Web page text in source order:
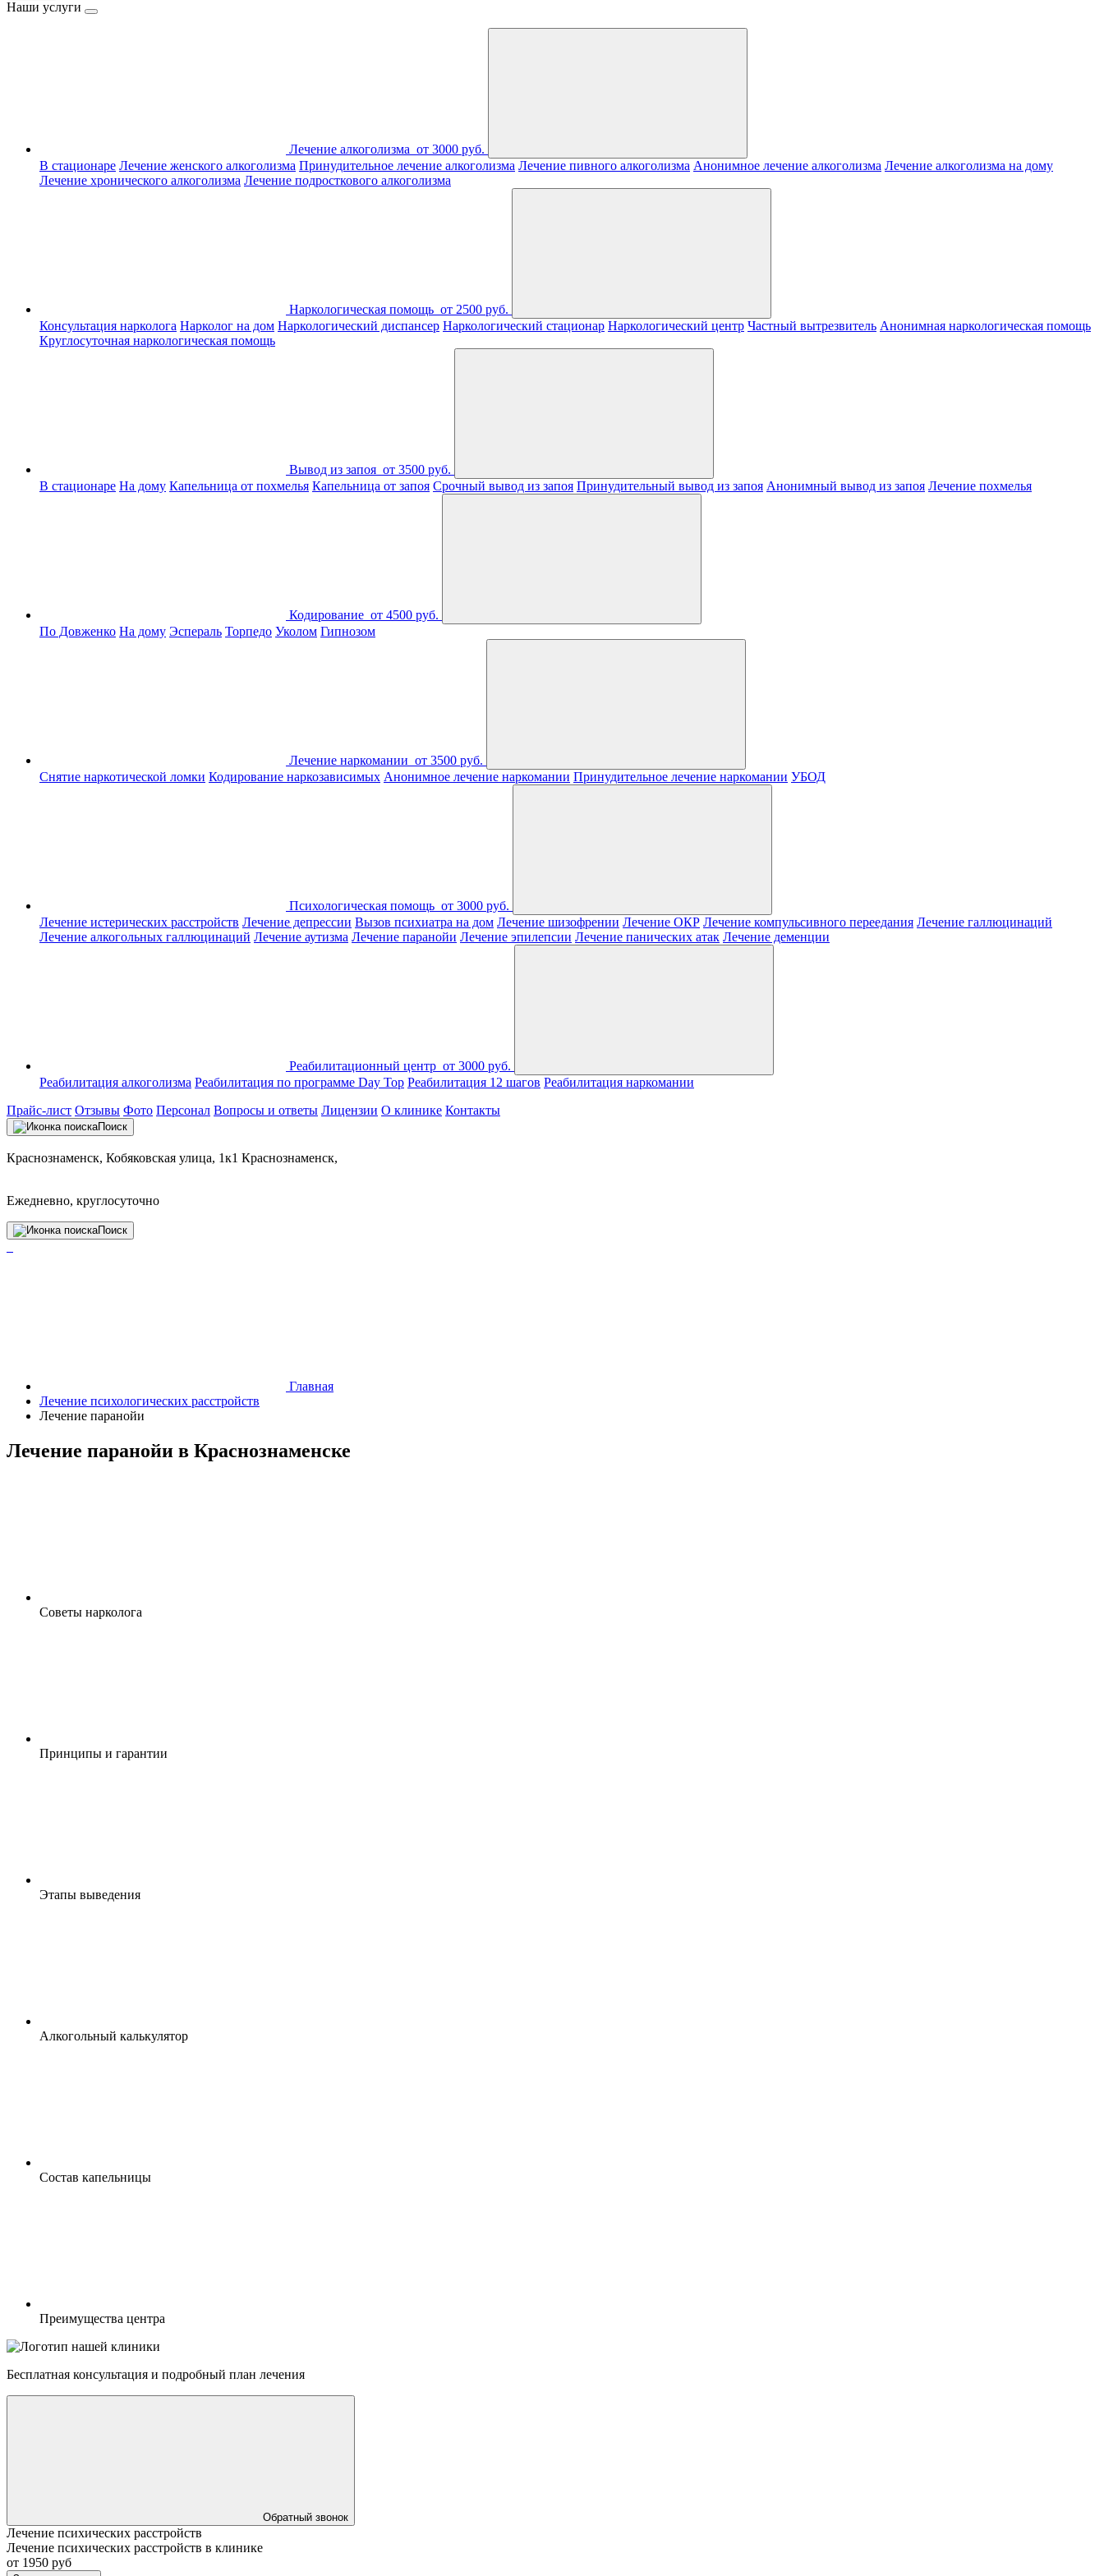
Наши услуги
Лечение алкоголизма от 3000 руб.
В стационаре Лечение женского алкоголизма Принудительное лечение алкоголизма Лечение пивного алкоголизма Анонимное лечение алкоголизма Лечение алкоголизма на дому
Лечение хронического алкоголизма Лечение подросткового алкоголизма
Наркологическая помощь от 2500 руб.
Консультация нарколога Нарколог на дом Наркологический диспансер Наркологический стационар Наркологический центр Частный вытрезвитель Анонимная наркологическая помощь
Круглосуточная наркологическая помощь
Вывод из запоя от 3500 руб.
В стационаре На дому Капельница от похмелья Капельница от запоя Срочный вывод из запоя Принудительный вывод из запоя Анонимный вывод из запоя Лечение похмелья
Кодирование от 4500 руб.
По Довженко На дому Эспераль Торпедо Уколом Гипнозом
Лечение наркомании от 3500 руб.
Снятие наркотической ломки Кодирование наркозависимых Анонимное лечение наркомании Принудительное лечение наркомании УБОД
Психологическая помощь от 3000 руб.
Лечение истерических расстройств Лечение депрессии Вызов психиатра на дом Лечение шизофрении Лечение ОКР Лечение компульсивного переедания Лечение галлюцинаций
Лечение алкогольных галлюцинаций Лечение аутизма Лечение паранойи Лечение эпилепсии Лечение панических атак Лечение деменции
Реабилитационный центр от 3000 руб.
Реабилитация алкоголизма Реабилитация по программе Day Top Реабилитация 12 шагов Реабилитация наркомании
Прайс-лист Отзывы Фото Персонал Вопросы и ответы Лицензии О клинике Контакты
Поиск
Краснознаменск, Кобяковская улица, 1к1 Краснознаменск,
Ежедневно, круглосуточно
Поиск
Главная
Лечение психологических расстройств
Лечение паранойи
Лечение паранойи в Краснознаменске
Cоветы нарколога
Принципы и гарантии
Этапы выведения
Алкогольный калькулятор
Состав капельницы
Преимущества центра
Бесплатная консультация и подробный план лечения
Обратный звонок
Лечение психических расстройств
Лечение психических расстройств в клинике
от 1950 руб